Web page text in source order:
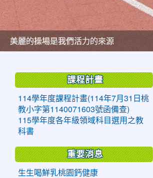
美麗的操場是我們活力的來源
美麗的操場是我們活力的來源
煥然一新的小司令台
煥然一新的小司令台
富含桃園埤塘田園風光意象的中廊
富含桃園埤塘田園風光意象的中廊
嶄新的中庭廣場
嶄新的中庭廣場
水生池生生不息
水生池生生不息
課程計畫
114學年度課程計畫(114年7月31日桃
教小字第1140071603號函備查)
115學年度各年級領域科目選用之教
科書
重要消息
生生喝鮮乳桃園鈣健康